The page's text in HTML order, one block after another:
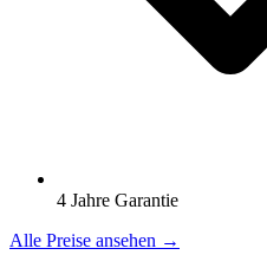
4 Jahre Garantie
Alle Preise ansehen →